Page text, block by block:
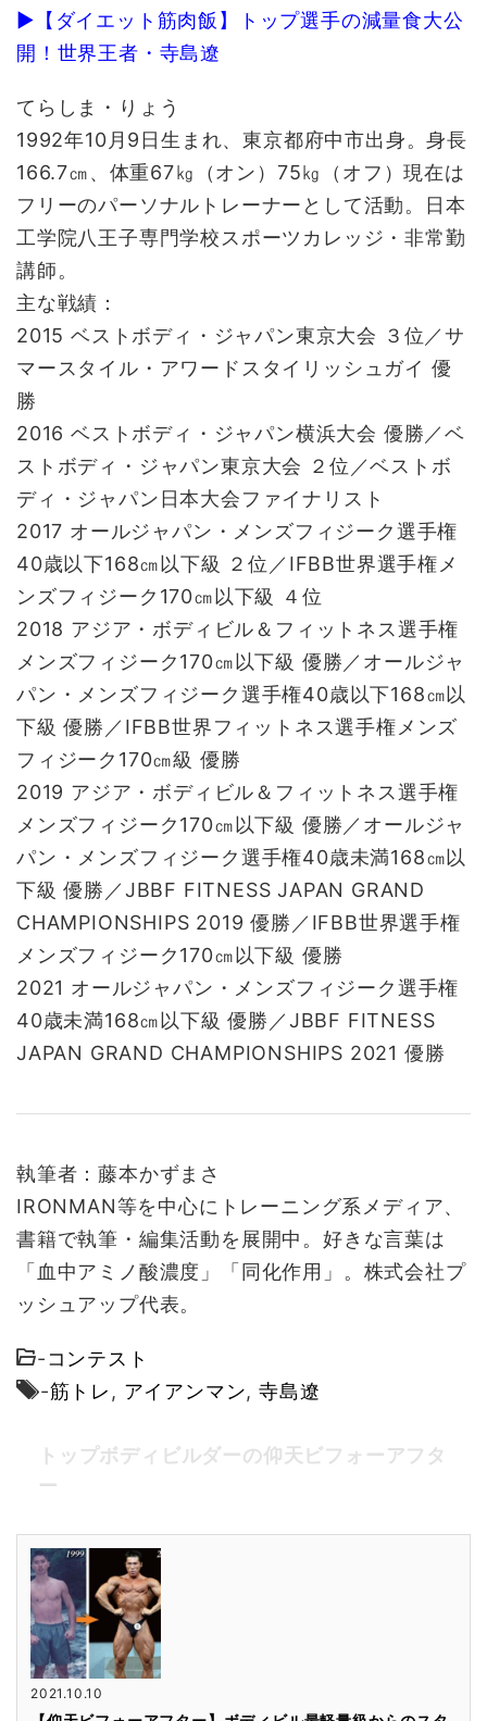
▶【ダイエット筋肉飯】トップ選手の減量食大公
開！世界王者・寺島遼
てらしま・りょう
1992年10月9日生まれ、東京都府中市出身。身長
166.7㎝、体重67㎏（オン）75㎏（オフ）現在は
フリーのパーソナルトレーナーとして活動。日本
工学院八王子専門学校スポーツカレッジ・非常勤
講師。
主な戦績：
2015 ベストボディ・ジャパン東京大会 ３位／サ
マースタイル・アワードスタイリッシュガイ 優
勝
2016 ベストボディ・ジャパン横浜大会 優勝／ベ
ストボディ・ジャパン東京大会 ２位／ベストボ
ディ・ジャパン日本大会ファイナリスト
2017 オールジャパン・メンズフィジーク選手権
40歳以下168㎝以下級 ２位／IFBB世界選手権メ
ンズフィジーク170㎝以下級 ４位
2018 アジア・ボディビル＆フィットネス選手権
メンズフィジーク170㎝以下級 優勝／オールジャ
パン・メンズフィジーク選手権40歳以下168㎝以
下級 優勝／IFBB世界フィットネス選手権メンズ
フィジーク170㎝級 優勝
2019 アジア・ボディビル＆フィットネス選手権
メンズフィジーク170㎝以下級 優勝／オールジャ
パン・メンズフィジーク選手権40歳未満168㎝以
下級 優勝／JBBF FITNESS JAPAN GRAND
CHAMPIONSHIPS 2019 優勝／IFBB世界選手権
メンズフィジーク170㎝以下級 優勝
2021 オールジャパン・メンズフィジーク選手権
40歳未満168㎝以下級 優勝／JBBF FITNESS
JAPAN GRAND CHAMPIONSHIPS 2021 優勝
執筆者：藤本かずまさ
IRONMAN等を中心にトレーニング系メディア、
書籍で執筆・編集活動を展開中。好きな言葉は
「血中アミノ酸濃度」「同化作用」。株式会社プ
ッシュアップ代表。
-コンテスト
-筋トレ , アイアンマン,寺島遼
トップボディビルダーの仰天ビフォーアフタ
ー
2021.10.10